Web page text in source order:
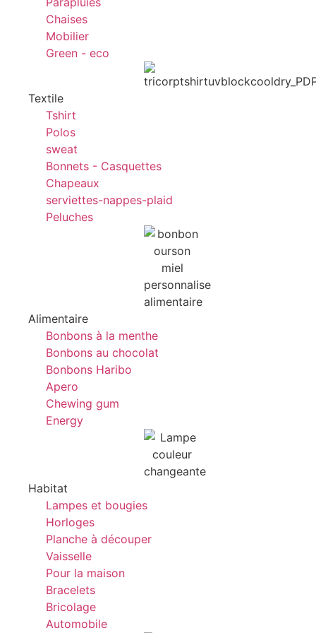
Chaises
Mobilier
Green - eco
Textile
Tshirt
Polos
sweat
Bonnets - Casquettes
Chapeaux
serviettes-nappes-plaid
Peluches
Alimentaire
Bonbons à la menthe
Bonbons au chocolat
Bonbons Haribo
Apero
Chewing gum
Energy
Habitat
Lampes et bougies
Horloges
Planche à découper
Vaisselle
Pour la maison
Bracelets
Bricolage
Automobile